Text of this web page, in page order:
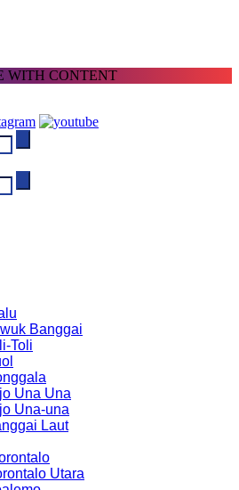
WITH CONTENT
Banggai
Toli
Una Una
Una-una
Laut
Utara